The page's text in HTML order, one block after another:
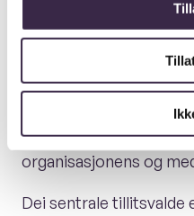
Dei sentrale
ANSAs sentrale
har vorte valde til å
organisasjonens og
Dei sentrale tillitsvalde